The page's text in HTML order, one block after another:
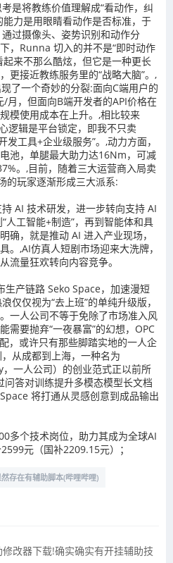
是将教练价值理解成“看动作，纠
力是用眼睛看动作是否标准，于
过摄像头、姿势识别和动作分
，Runna 切入的并不是“即时动作
来不那么酷炫，但它是一种更长
更接近教练服务里的“战略大脑”。,
了一个奇妙的分裂:面向C端用户的
月，但面向B端开发者的API价格在
模使用成本在上升。,相比较来
逻辑是平台锁定，即我不只卖
工具+企业级服务”。,动力方面，
池，单腿最大助力达16Nm，可减
。,目前，随着三大运营商入局卖
的玩家逐渐形成三大派系:
AI 技术研发，进一步转向支持 AI
人工智能+制造”，再到智能体和具
确，就是推动 AI 进入产业现场，
。,AI仿真人短剧市场迎来大洗牌，
流量狂欢转向内容竞争。
生产链路 Seko Space，加速漫短
仅仅视为“去上班”的单纯升级版，
一人公司不等于免除了市场准入风
需要抛弃“一夜暴富”的幻想，OPC
，或许只有那些脚踏实地的一人企
从成都到上海，一种名为
一人公司）的创业范式正以前所
答对训练提升多模态模型长文档
将打通从灵感创意到成品输出
多个技术岗位，助力其成为全球AI
元（国补2209.15元）；
存在有辅助脚本(哔哩哔哩)
改器下载!确实确实有开挂辅助技